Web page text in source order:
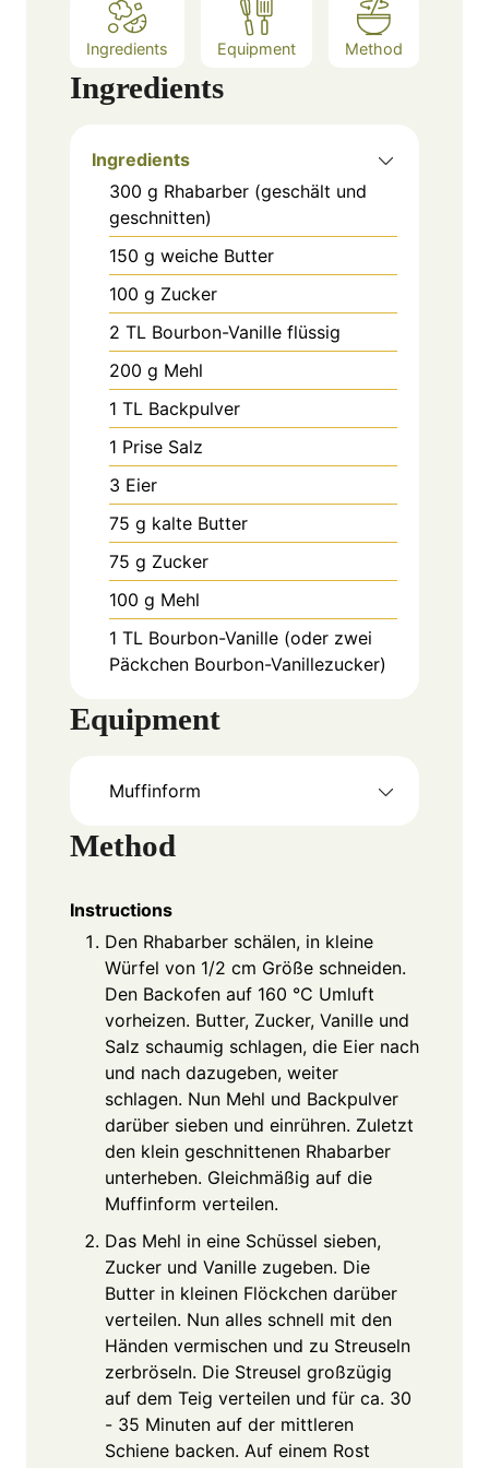
Ingredients Equipment Method
Ingredients
Ingredients
300 g Rhabarber (geschält und
geschnitten)
150 g weiche Butter
100 g Zucker
2 TL Bourbon-Vanille flüssig
200 g Mehl
1 TL Backpulver
1 Prise Salz
3 Eier
75 g kalte Butter
75 g Zucker
100 g Mehl
1 TL Bourbon-Vanille (oder zwei
Päckchen Bourbon-Vanillezucker)
Equipment
Muffinform
Method
Instructions
Den Rhabarber schälen, in kleine
Würfel von 1/2 cm Größe schneiden.
Den Backofen auf 160 °C Umluft
vorheizen. Butter, Zucker, Vanille und
Salz schaumig schlagen, die Eier nach
und nach dazugeben, weiter
schlagen. Nun Mehl und Backpulver
darüber sieben und einrühren. Zuletzt
den klein geschnittenen Rhabarber
unterheben. Gleichmäßig auf die
Muffinform verteilen.
Das Mehl in eine Schüssel sieben,
Zucker und Vanille zugeben. Die
Butter in kleinen Flöckchen darüber
verteilen. Nun alles schnell mit den
Händen vermischen und zu Streuseln
zerbröseln. Die Streusel großzügig
auf dem Teig verteilen und für ca. 30
- 35 Minuten auf der mittleren
Schiene backen. Auf einem Rost